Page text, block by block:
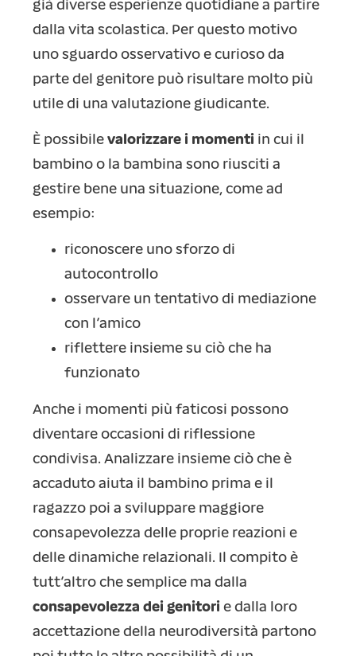
già diverse esperienze quotidiane a partire
dalla vita scolastica. Per questo motivo
uno sguardo osservativo e curioso da
parte del genitore può risultare molto più
utile di una valutazione giudicante.
È possibile valorizzare i momenti in cui il
bambino o la bambina sono riusciti a
gestire bene una situazione, come ad
esempio:
riconoscere uno sforzo di
autocontrollo
osservare un tentativo di mediazione
con l’amico
riflettere insieme su ciò che ha
funzionato
Anche i momenti più faticosi possono
diventare occasioni di riflessione
condivisa. Analizzare insieme ciò che è
accaduto aiuta il bambino prima e il
ragazzo poi a sviluppare maggiore
consapevolezza delle proprie reazioni e
delle dinamiche relazionali. Il compito è
tutt’altro che semplice ma dalla
consapevolezza dei genitori e dalla loro
accettazione della neurodiversità partono